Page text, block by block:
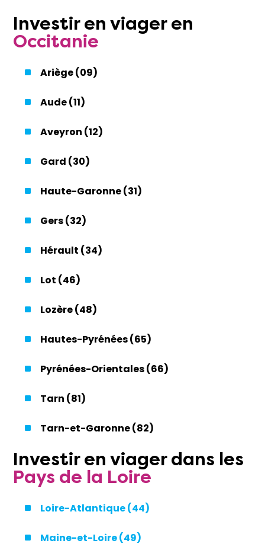
Investiren viageren
Occitanie
Ariège (09)
Aude (11)
Aveyron (12)
Gard (30)
Haute-Garonne (31)
Gers (32)
Hérault (34)
Lot (46)
Lozère (48)
Hautes-Pyrénées (65)
Pyrénées-Orientales (66)
Tarn (81)
Tarn-et-Garonne (82)
Investiren viagerdans les
Pays de la Loire
Loire-Atlantique (44)
Maine-et-Loire (49)